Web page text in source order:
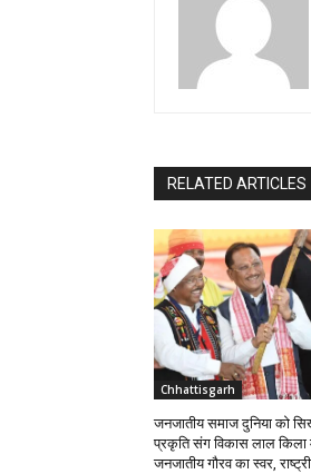
RELATED ARTICLES
Chhattisgarh
जनजातीय समाज दुनिया को
प्रकृति संग विकास लाल किला
जनजातीय गौरव का स्वर,